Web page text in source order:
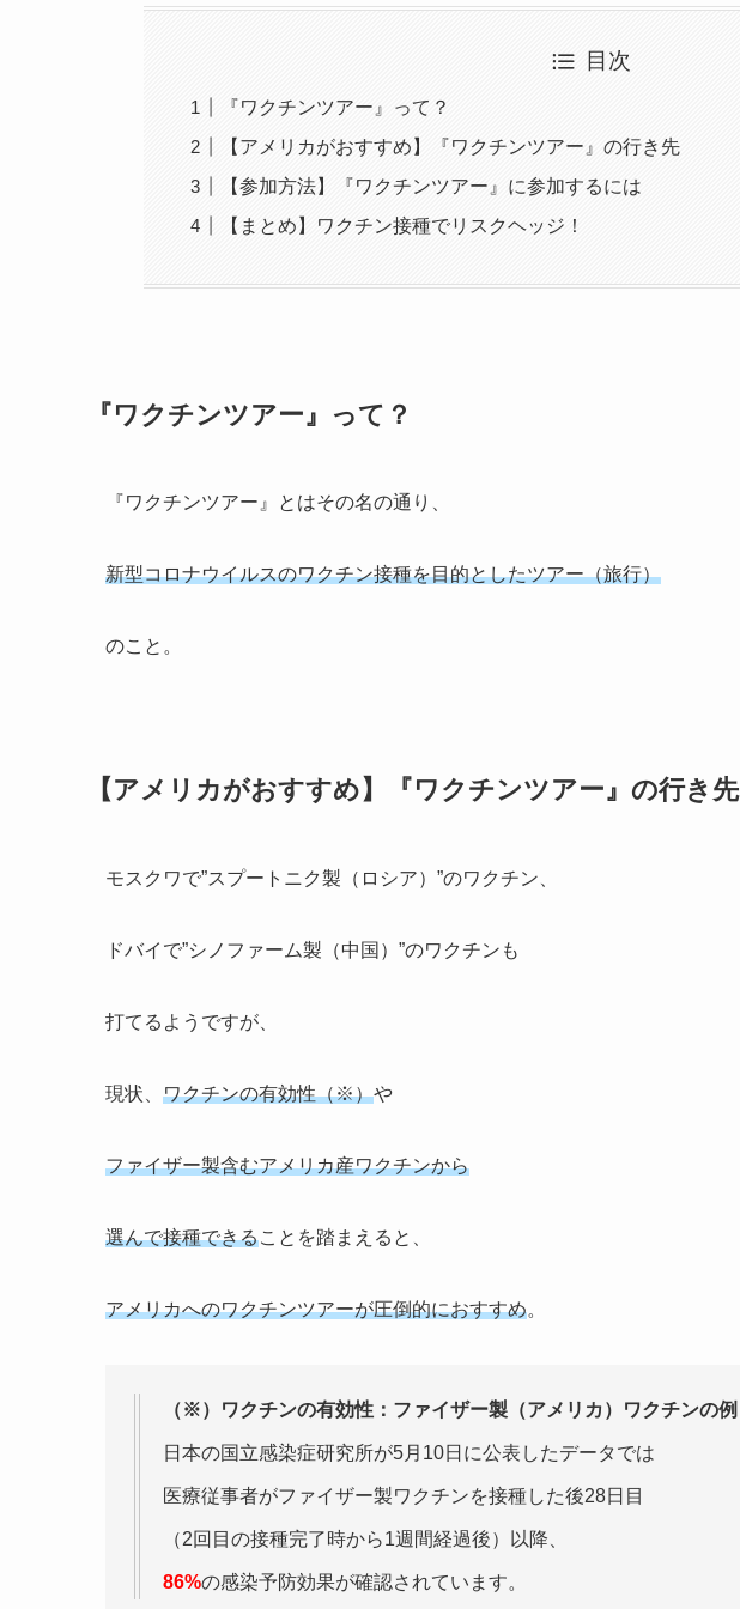
目次
『ワクチンツアー』って？
【アメリカがおすすめ】『ワクチンツアー』の行き先
【参加方法】『ワクチンツアー』に参加するには
【まとめ】ワクチン接種でリスクヘッジ！
『ワクチンツアー』って？
『ワクチンツアー』とはその名の通り、
新型コロナウイルスのワクチン接種を目的としたツアー（旅行）
のこと。
【アメリカがおすすめ】『ワクチンツアー』の行き先
モスクワで”スプートニク製（ロシア）”のワクチン、
ドバイで”シノファーム製（中国）”のワクチンも
打てるようですが、
現状、 ワクチンの有効性（※）や
ファイザー製含むアメリカ産ワクチンから
選んで接種できることを踏まえると、
アメリカへのワクチンツアーが圧倒的におすすめ。
（※）ワクチンの有効性：ファイザー製（アメリカ）ワクチンの例
日本の国立感染症研究所が5月10日に公表したデータでは
医療従事者がファイザー製ワクチンを接種した後28日目
（2回目の接種完了時から1週間経過後）以降、
86%の感染予防効果が確認されています。